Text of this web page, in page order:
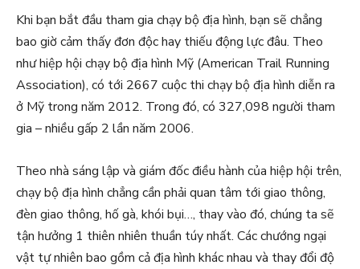
Khi bạn bắt đầu tham gia chạy bộ địa hình, bạn sẽ chẳng
bao giờ cảm thấy đơn độc hay thiếu động lực đâu. Theo
như hiệp hội chạy bộ địa hình Mỹ (American Trail Running
Association), có tới 2667 cuộc thi chạy bộ địa hình diễn ra
ở Mỹ trong năm 2012. Trong đó, có 327,098 người tham
gia – nhiều gấp 2 lần năm 2006.
Theo nhà sáng lập và giám đốc điều hành của hiệp hội trên,
chạy bộ địa hình chẳng cần phải quan tâm tới giao thông,
đèn giao thông, hố gà, khói bụi…, thay vào đó, chúng ta sẽ
tận hưởng 1 thiên nhiên thuần túy nhất. Các chướng ngại
vật tự nhiên bao gồm cả địa hình khác nhau và thay đổi độ